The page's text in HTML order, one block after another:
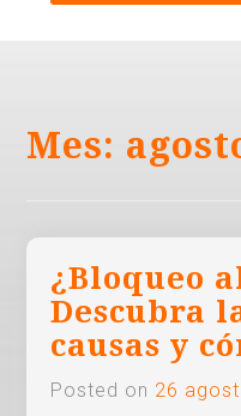
Mes:
¿Bloqueo
Descubra
causas y
Posted on 26